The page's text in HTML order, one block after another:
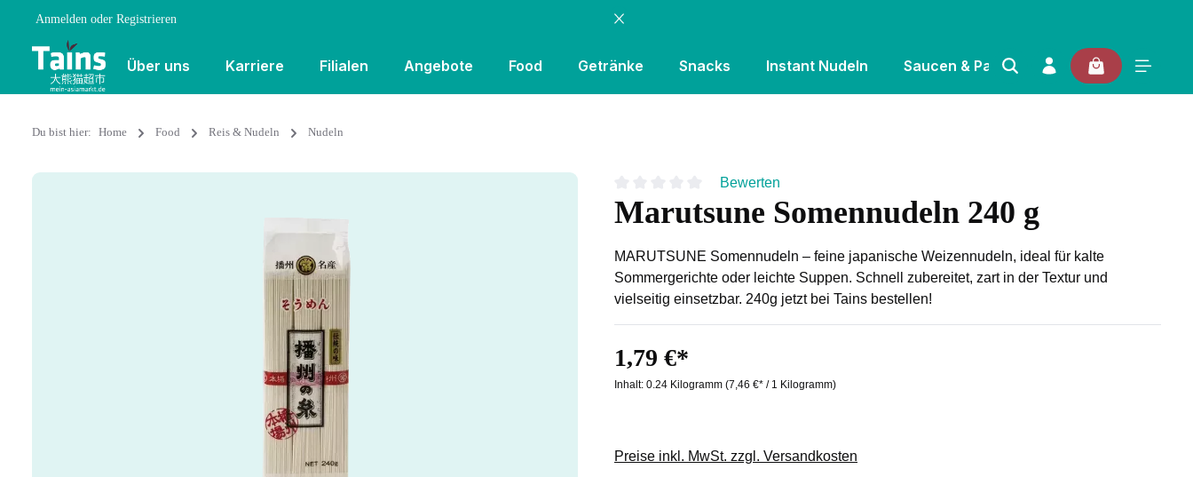
Anmelden oder Registrieren
Über uns Karriere Filialen Angebote Food Getränke Snacks Instant Nudeln Saucen & Pasten Gewürze & Kräuter
Du bist hier: Home Food Reis & Nudeln Nudeln
Durchschnittliche Bewertung von 0 von 5 Sternen
Bewerten
Marutsune Somennudeln 240 g
MARUTSUNE Somennudeln – feine japanische Weizennudeln, ideal für kalte
Sommergerichte oder leichte Suppen. Schnell zubereitet, zart in der Textur und
vielseitig einsetzbar. 240g jetzt bei Tains bestellen!
1,79 €*
Inhalt: 0.24 Kilogramm (7,46 €* / 1 Kilogramm)
Preise inkl. MwSt. zzgl. Versandkosten